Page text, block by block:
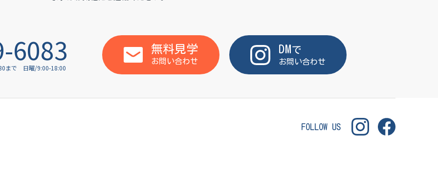
6083
まで 日曜/9:00-18:00
無料見学
お問い合わせ
DMで
お問い合わせ
FOLLOW US